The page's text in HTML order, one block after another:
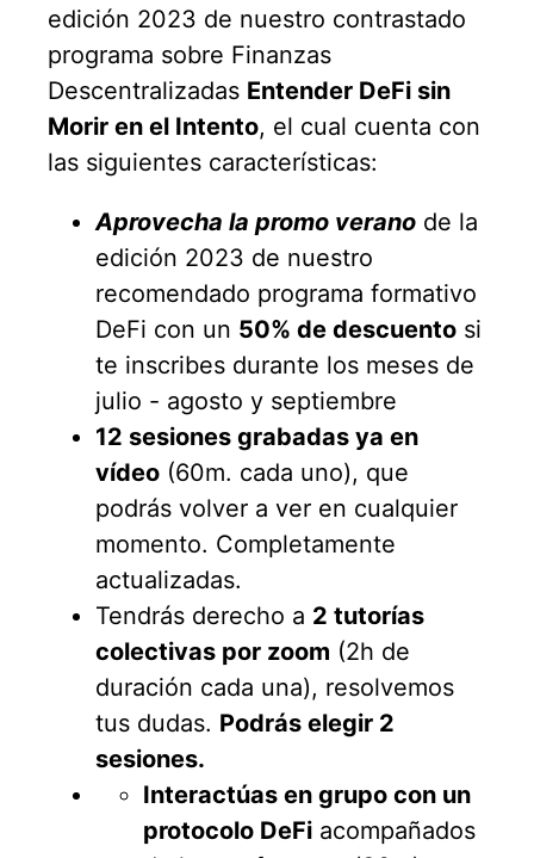
edición 2023 de nuestro contrastado
programa sobre Finanzas
Descentralizadas Entender DeFi sin
Morir en el Intento, el cual cuenta con
las siguientes características:
Aprovecha la promo verano de la
edición 2023 de nuestro
recomendado programa formativo
DeFi con un 50% de descuento si
te inscribes durante los meses de
julio - agosto y septiembre
12 sesiones grabadas ya en
vídeo (60m. cada uno), que
podrás volver a ver en cualquier
momento. Completamente
actualizadas.
Tendrás derecho a 2 tutorías
colectivas por zoom (2h de
duración cada una), resolvemos
tus dudas. Podrás elegir 2
sesiones.
Interactúas en grupo con un
protocolo DeFi acompañados